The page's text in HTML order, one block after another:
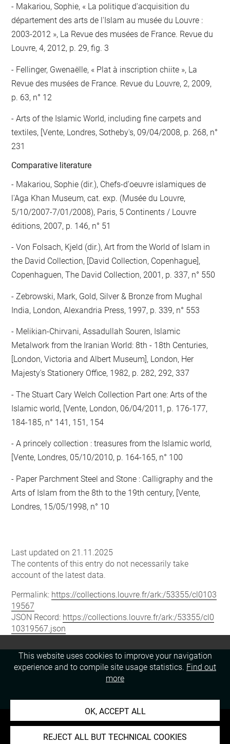
Makariou, Sophie, « La politique d'acquisition du
département des arts de l'Islam au musée du Louvre :
2003-2012 », La Revue des musées de France. Revue du
Louvre, 4, 2012, p. 29, fig. 3
Fellinger, Gwenaëlle, « Plat à inscription chiite », La
Revue des musées de France. Revue du Louvre, 2, 2009,
p. 63, n° 12
Arts of the Islamic World, including fine carpets and
textiles, [Vente, Londres, Sotheby's, 09/04/2008, p. 268, n°
231
Comparative literature
- Makariou, Sophie (dir.), Chefs-d'oeuvre islamiques de
l'Aga Khan Museum, cat. exp. (Musée du Louvre,
5/10/2007-7/01/2008), Paris, 5 Continents / Louvre
éditions, 2007, p. 146, n° 51
- Von Folsach, Kjeld (dir.), Art from the World of Islam in
the David Collection, [David Collection, Copenhague],
Copenhaguen, The David Collection, 2001, p. 337, n° 550
- Zebrowski, Mark, Gold, Silver & Bronze from Mughal
India, London, Alexandria Press, 1997, p. 339, n° 553
- Melikian-Chirvani, Assadullah Souren, Islamic
Metalwork from the Iranian World: 8th - 18th Centuries,
[London, Victoria and Albert Museum], London, Her
Majesty's Stationery Office, 1982, p. 282, 292, 337
- The Stuart Cary Welch Collection Part one: Arts of the
Islamic world, [Vente, London, 06/04/2011, p. 176-177,
184-185, n° 141, 151, 154
- A princely collection : treasures from the Islamic world,
[Vente, Londres, 05/10/2010, p. 164-165, n° 100
- Paper Parchment Steel and Stone : Calligraphy and the
Arts of Islam from the 8th to the 19th century, [Vente,
Londres, 15/05/1998, n° 10
Last updated on 21.11.2025
The contents of this entry do not necessarily take
account of the latest data.
Permalink: https://collections.louvre.fr/ark:/53355/cl0103
19567
JSON Record: https://collections.louvre.fr/ark:/53355/cl0
10319567.json
This website uses cookies to improve your navigation
experience and to compile site usage statistics. Find out
more
OK, ACCEPT ALL
REJECT ALL BUT TECHNICAL COOKIES